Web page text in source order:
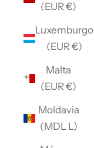
(EUR €)
Luxemburgo
(EUR €)
Malta
(EUR €)
Moldavia
(MDL L)